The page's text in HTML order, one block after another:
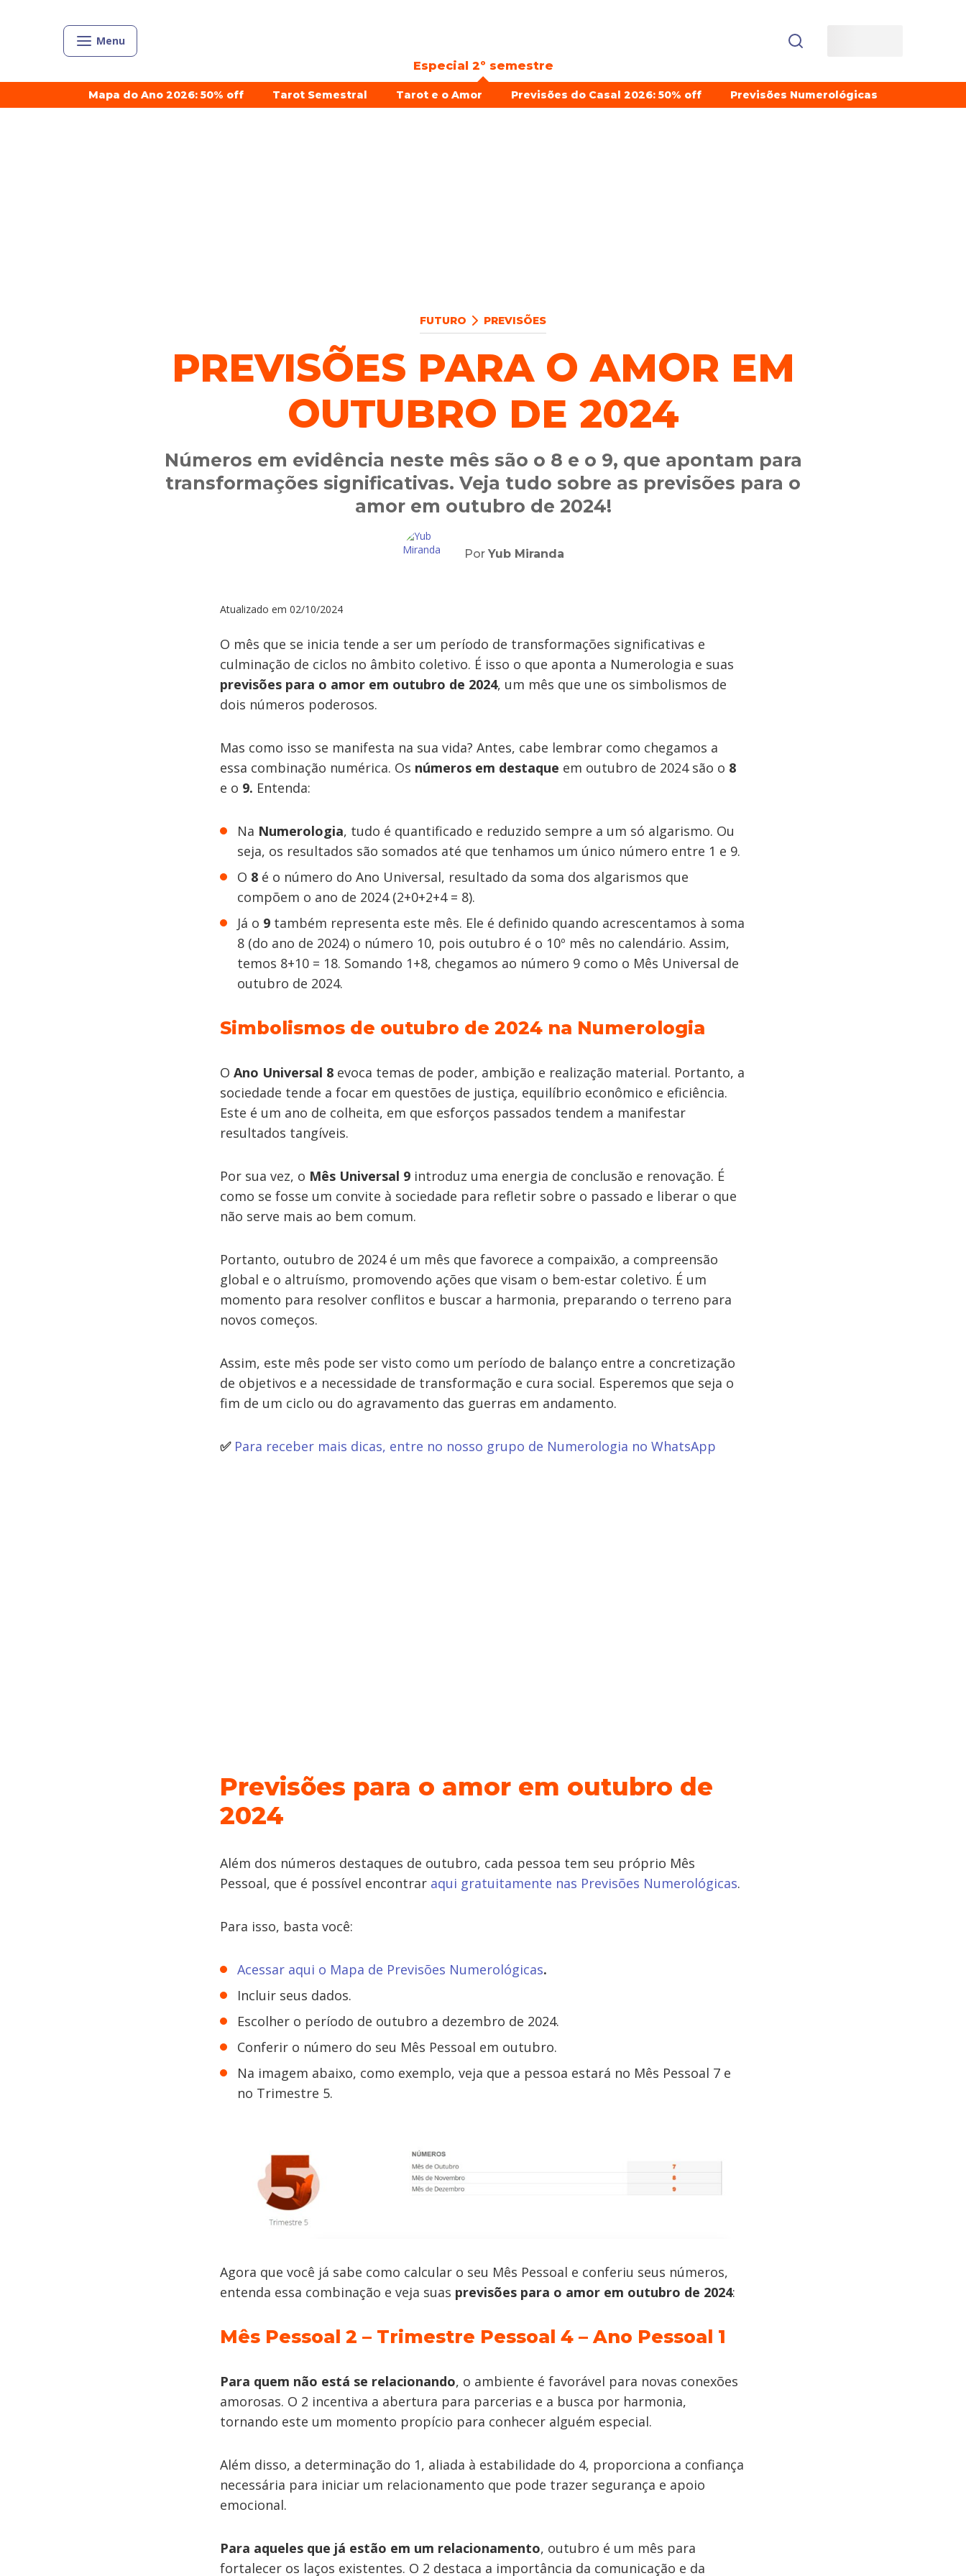
Menu
Especial 2º semestre
Mapa do Ano 2026: 50% off Tarot Semestral Tarot e o Amor Previsões do Casal 2026: 50% off Previsões Numerológicas
FUTURO PREVISÕES
PREVISÕES PARA O AMOR EM
OUTUBRO DE 2024
Números em evidência neste mês são o 8 e o 9, que apontam para
transformações significativas. Veja tudo sobre as previsões para o
amor em outubro de 2024!
Por Yub Miranda
Atualizado em 02/10/2024
O mês que se inicia tende a ser um período de transformações significativas e
culminação de ciclos no âmbito coletivo. É isso o que aponta a Numerologia e suas
previsões para o amor em outubro de 2024, um mês que une os simbolismos de
dois números poderosos.
Mas como isso se manifesta na sua vida? Antes, cabe lembrar como chegamos a
essa combinação numérica. Os números em destaque em outubro de 2024 são o 8
e o 9. Entenda:
Na Numerologia, tudo é quantificado e reduzido sempre a um só algarismo. Ou
seja, os resultados são somados até que tenhamos um único número entre 1 e 9.
O 8 é o número do Ano Universal, resultado da soma dos algarismos que
compõem o ano de 2024 (2+0+2+4 = 8).
Já o 9 também representa este mês. Ele é definido quando acrescentamos à soma
8 (do ano de 2024) o número 10, pois outubro é o 10º mês no calendário. Assim,
temos 8+10 = 18. Somando 1+8, chegamos ao número 9 como o Mês Universal de
outubro de 2024.
Simbolismos de outubro de 2024 na Numerologia
O Ano Universal 8 evoca temas de poder, ambição e realização material. Portanto, a
sociedade tende a focar em questões de justiça, equilíbrio econômico e eficiência.
Este é um ano de colheita, em que esforços passados tendem a manifestar
resultados tangíveis.
Por sua vez, o Mês Universal 9 introduz uma energia de conclusão e renovação. É
como se fosse um convite à sociedade para refletir sobre o passado e liberar o que
não serve mais ao bem comum.
Portanto, outubro de 2024 é um mês que favorece a compaixão, a compreensão
global e o altruísmo, promovendo ações que visam o bem-estar coletivo. É um
momento para resolver conflitos e buscar a harmonia, preparando o terreno para
novos começos.
Assim, este mês pode ser visto como um período de balanço entre a concretização
de objetivos e a necessidade de transformação e cura social. Esperemos que seja o
fim de um ciclo ou do agravamento das guerras em andamento.
✅ Para receber mais dicas, entre no nosso grupo de Numerologia no WhatsApp
Previsões para o amor em outubro de
2024
Além dos números destaques de outubro, cada pessoa tem seu próprio Mês
Pessoal, que é possível encontrar aqui gratuitamente nas Previsões Numerológicas.
Para isso, basta você:
Acessar aqui o Mapa de Previsões Numerológicas.
Incluir seus dados.
Escolher o período de outubro a dezembro de 2024.
Conferir o número do seu Mês Pessoal em outubro.
Na imagem abaixo, como exemplo, veja que a pessoa estará no Mês Pessoal 7 e
no Trimestre 5.
Agora que você já sabe como calcular o seu Mês Pessoal e conferiu seus números,
entenda essa combinação e veja suas previsões para o amor em outubro de 2024:
Mês Pessoal 2 – Trimestre Pessoal 4 – Ano Pessoal 1
Para quem não está se relacionando, o ambiente é favorável para novas conexões
amorosas. O 2 incentiva a abertura para parcerias e a busca por harmonia,
tornando este um momento propício para conhecer alguém especial.
Além disso, a determinação do 1, aliada à estabilidade do 4, proporciona a confiança
necessária para iniciar um relacionamento que pode trazer segurança e apoio
emocional.
Para aqueles que já estão em um relacionamento, outubro é um mês para
fortalecer os laços existentes. O 2 destaca a importância da comunicação e da